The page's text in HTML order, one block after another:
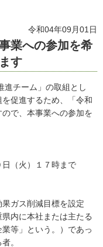
令和04年09月01日
業への参加を希
す
チーム」の取組とし
促進するため、「令和
で、本事業への参加を
（火）１７時まで
ガス削減目標を設定
内に本社または主たる
等」という。）であっ
。